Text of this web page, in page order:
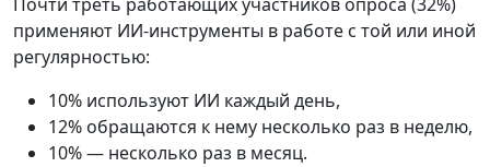
применяют ИИ-инструменты в работе с той или иной
регулярностью:
10% используют ИИ каждый день,
12% обращаются к нему несколько раз в неделю,
10% — несколько раз в месяц.